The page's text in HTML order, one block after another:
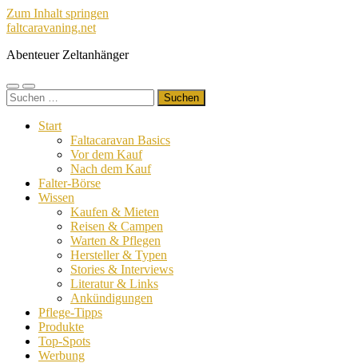
Zum Inhalt springen
faltcaravaning.net
Abenteuer Zeltanhänger
Mobile-
Menü
Suchfeld
ein-/ausblenden
Suchen
nach:
Start
Faltacaravan Basics
Vor dem Kauf
Nach dem Kauf
Falter-Börse
Wissen
Kaufen & Mieten
Reisen & Campen
Warten & Pflegen
Hersteller & Typen
Stories & Interviews
Literatur & Links
Ankündigungen
Pflege-Tipps
Produkte
Top-Spots
Werbung